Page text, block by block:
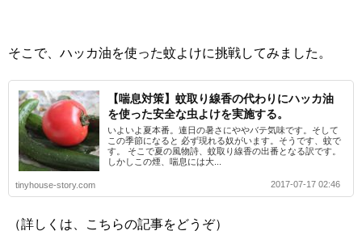
そこで、ハッカ油を使った蚊よけに挑戦してみました。
【喘息対策】蚊取り線香の代わりにハッカ油
を使った安全な虫よけを実施する。
いよいよ夏本番。連日の暑さにややバテ気味です。そして
この季節になると 必ず現れる奴がいます。そうです、蚊で
す。 そこで夏の風物詩、蚊取り線香の出番となる訳です。
しかしこの煙、喘息には大...
tinyhouse-story.com 2017-07-17 02:46
（詳しくは、こちらの記事をどうぞ）